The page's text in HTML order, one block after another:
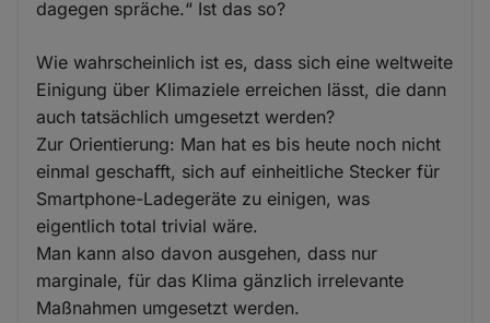
dagegen spräche.“ Ist das so?
Wie wahrscheinlich ist es, dass sich eine weltweite
Einigung über Klimaziele erreichen lässt, die dann
auch tatsächlich umgesetzt werden?
Zur Orientierung: Man hat es bis heute noch nicht
einmal geschafft, sich auf einheitliche Stecker für
Smartphone-Ladegeräte zu einigen, was
eigentlich total trivial wäre.
Man kann also davon ausgehen, dass nur
marginale, für das Klima gänzlich irrelevante
Maßnahmen umgesetzt werden.